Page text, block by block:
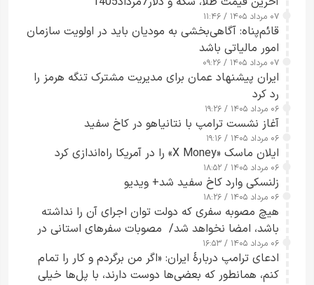
۰۷ مرداد ۱۴۰۵ / ۱۱:۴۶
قائم‌پناه: آگاهی‌بخشی به مودیان باید در اولویت سازمان
امور مالیاتی باشد
۰۷ مرداد ۱۴۰۵ / ۰۹:۲۶
ایران پیشنهاد عمان برای مدیریت مشترک تنگه هرمز را
رد کرد
۰۶ مرداد ۱۴۰۵ / ۱۹:۲۶
آغاز نشست ترامپ با نتانیاهو در کاخ سفید
۰۶ مرداد ۱۴۰۵ / ۱۹:۱۶
ایلان ماسک «X Money» را در آمریکا راه‌اندازی کرد
۰۶ مرداد ۱۴۰۵ / ۱۸:۵۲
زلنسکی وارد کاخ سفید شد+ ویدیو
۰۶ مرداد ۱۴۰۵ / ۱۸:۲۶
هیچ مصوبه سفری که دولت توان اجرای آن را نداشته
باشد، امضا نخواهد شد/ مصوبات سفرهای استانی در
چارچوب قانون بودجه است+ عکس
۰۶ مرداد ۱۴۰۵ / ۱۶:۵۳
ادعای ترامپ دربارهٔ ایران: «اگر من برگردم و کار را تمام
کنم، همانطور که بعضی‌ها دوست دارند، با پل‌ها خیلی